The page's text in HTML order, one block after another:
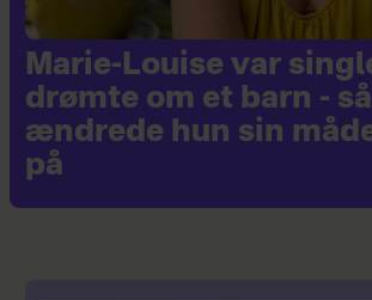
Marie-Louise var
drømte om et barn - så
ændrede hun sin
på